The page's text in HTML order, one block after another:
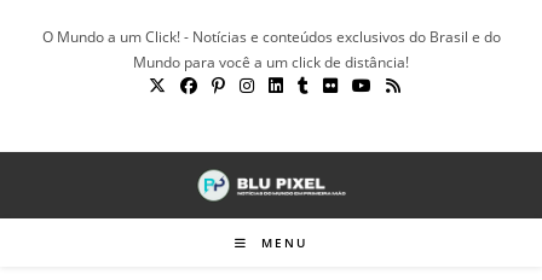
O Mundo a um Click! - Notícias e conteúdos exclusivos do Brasil e do
Mundo para você a um click de distância!
MENU